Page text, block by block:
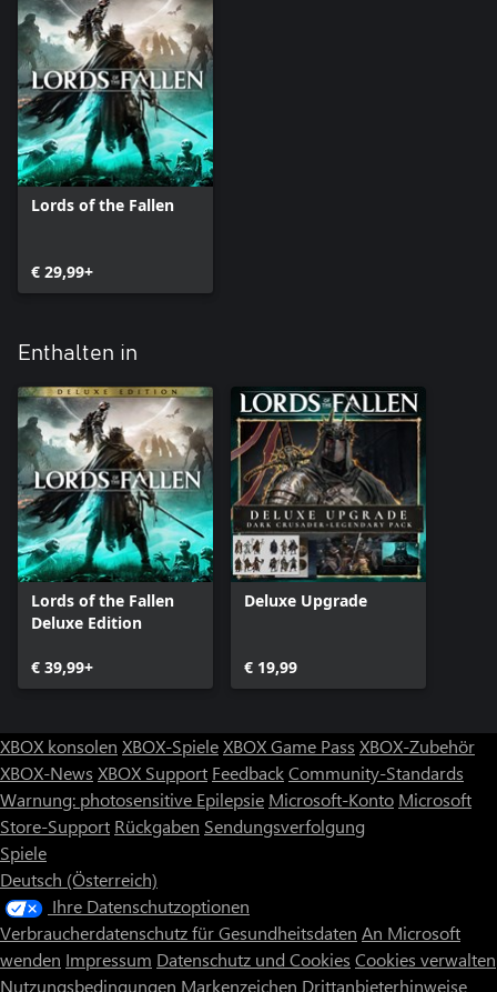
Lords of the Fallen
€ 29,99+
Enthalten in
Lords of the Fallen
Deluxe Edition
€ 39,99+
Deluxe Upgrade
€ 19,99
XBOX konsolen XBOX-SpieleXBOX Game Pass XBOX-Zubehör
XBOX-News XBOX Support FeedbackCommunity-Standards
Warnung: photosensitive Epilepsie Microsoft-Konto Microsoft
Store-Support Rückgaben Sendungsverfolgung
Spiele
Deutsch (Österreich)
Ihre Datenschutzoptionen
Verbraucherdatenschutz für Gesundheitsdaten An Microsoft
wenden Impressum Datenschutz und Cookies Cookies verwalten
Nutzungsbedingungen Markenzeichen Drittanbieterhinweise